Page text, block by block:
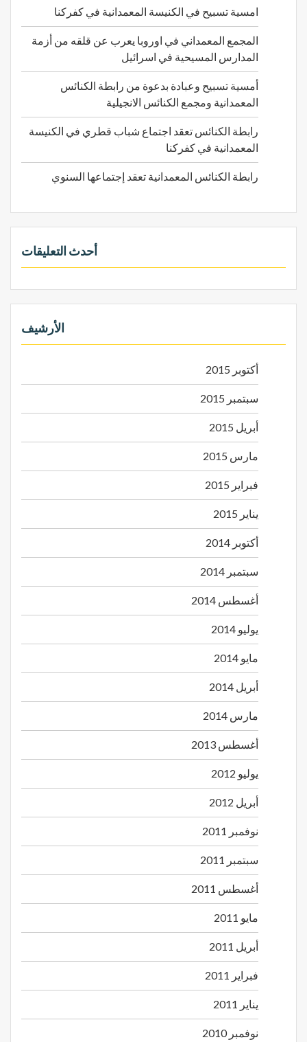
امسية تسبيح في الكنيسة المعمدانية في كفركنا
المجمع المعمداني في اوروبا يعرب عن قلقه من أزمة
المدارس المسيحية في اسرائيل
أمسية تسبيح وعبادة بدعوة من رابطة الكنائس
المعمدانية ومجمع الكنائس الانجيلية
رابطة الكنائس تعقد اجتماع شباب قطري في الكنيسة
المعمدانية في كفركنا
رابطة الكنائس المعمدانية تعقد إجتماعها السنوي
أحدث التعليقات
الأرشيف
أكتوبر 2015
سبتمبر 2015
أبريل 2015
مارس 2015
فبراير 2015
يناير 2015
أكتوبر 2014
سبتمبر 2014
أغسطس 2014
يوليو 2014
مايو 2014
أبريل 2014
مارس 2014
أغسطس 2013
يوليو 2012
أبريل 2012
نوفمبر 2011
سبتمبر 2011
أغسطس 2011
مايو 2011
أبريل 2011
فبراير 2011
يناير 2011
نوفمبر 2010